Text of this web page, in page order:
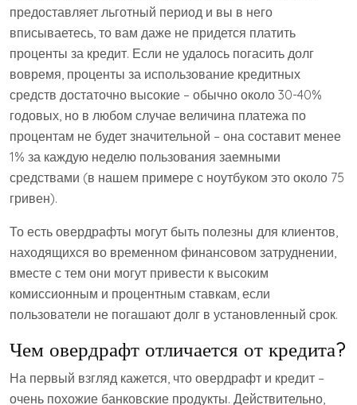
предоставляет льготный период и вы в него
вписываетесь, то вам даже не придется платить
проценты за кредит. Если не удалось погасить долг
вовремя, проценты за использование кредитных
средств достаточно высокие – обычно около 30-40%
годовых, но в любом случае величина платежа по
процентам не будет значительной – она составит менее
1% за каждую неделю пользования заемными
средствами (в нашем примере с ноутбуком это около 75
гривен).
То есть овердрафты могут быть полезны для клиентов,
находящихся во временном финансовом затруднении,
вместе с тем они могут привести к высоким
комиссионным и процентным ставкам, если
пользователи не погашают долг в установленный срок.
Чем овердрафт отличается от кредита?
На первый взгляд кажется, что овердрафт и кредит –
очень похожие банковские продукты. Действительно,